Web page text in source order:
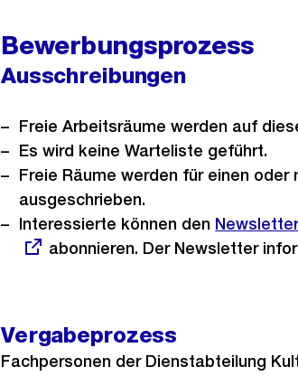
Bewerbungsprozess
Ausschreibungen
Freie Arbeitsräume werden auf
Es wird keine Warteliste geführt.
Freie Räume werden für einen oder
ausgeschrieben.
Interessierte können den Externer
Link:
abonnieren. Der Newsletter
Vergabeprozess
Fachpersonen der Dienstabteilung